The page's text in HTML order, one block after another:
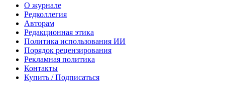
О журнале
Редколлегия
Авторам
Редакционная этика
Политика использования ИИ
Порядок рецензирования
Рекламная политика
Контакты
Купить / Подписаться